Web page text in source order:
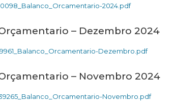
2024.pdf
– Dezembro 2024
Dezembro.pdf
– Novembro 2024
Novembro.pdf